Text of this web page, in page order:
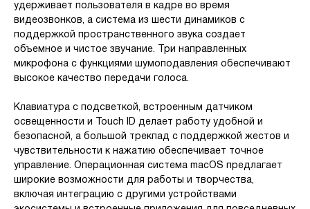
удерживает пользователя в кадре во время
видеозвонков, а система из шести динамиков с
поддержкой пространственного звука создает
объемное и чистое звучание. Три направленных
микрофона с функциями шумоподавления обеспечивают
высокое качество передачи голоса.
Клавиатура с подсветкой, встроенным датчиком
освещенности и Touch ID делает работу удобной и
безопасной, а большой трекпад с поддержкой жестов и
чувствительности к нажатию обеспечивает точное
управление. Операционная система macOS предлагает
широкие возможности для работы и творчества,
включая интеграцию с другими устройствами